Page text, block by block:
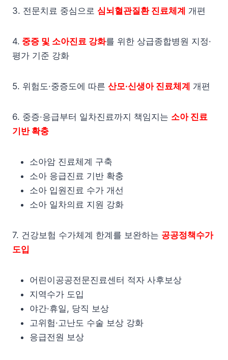
3. 전문치료 중심으로 심뇌혈관질환 진료체계 개편
4. 중증 및 소아진료 강화를 위한 상급종합병원 지정·
평가 기준 강화
5. 위험도·중증도에 따른 산모·신생아 진료체계 개편
6. 중증·응급부터 일차진료까지 책임지는 소아 진료
기반 확충
소아암 진료체계 구축
소아 응급진료 기반 확충
소아 입원진료 수가 개선
소아 일차의료 지원 강화
7. 건강보험 수가체계 한계를 보완하는 공공정책수가
도입
어린이공공전문진료센터 적자 사후보상
지역수가 도입
야간·휴일, 당직 보상
고위험·고난도 수술 보상 강화
응급전원 보상